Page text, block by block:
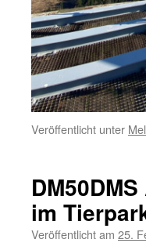
Veröffentlicht unter
im
Veröffentlicht am 25.